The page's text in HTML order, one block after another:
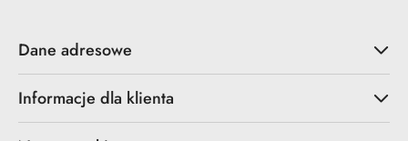
Dane adresowe
Informacje dla klienta